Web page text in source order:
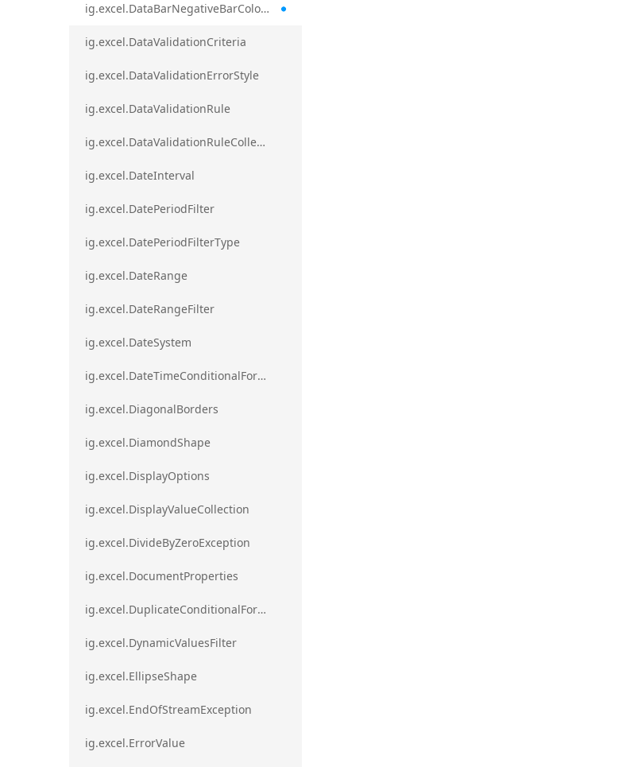
ig.excel.DataBarNegativeBarColorType
ig.excel.DataValidationCriteria
ig.excel.DataValidationErrorStyle
ig.excel.DataValidationRule
ig.excel.DataValidationRuleCollection
ig.excel.DateInterval
ig.excel.DatePeriodFilter
ig.excel.DatePeriodFilterType
ig.excel.DateRange
ig.excel.DateRangeFilter
ig.excel.DateSystem
ig.excel.DateTimeConditionalFormat
ig.excel.DiagonalBorders
ig.excel.DiamondShape
ig.excel.DisplayOptions
ig.excel.DisplayValueCollection
ig.excel.DivideByZeroException
ig.excel.DocumentProperties
ig.excel.DuplicateConditionalFormat
ig.excel.DynamicValuesFilter
ig.excel.EllipseShape
ig.excel.EndOfStreamException
ig.excel.ErrorValue